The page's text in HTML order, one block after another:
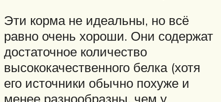
Эти корма не идеальны, но всё
равно очень хороши. Они содержат
достаточное количество
высококачественного белка (хотя
его источники обычно похуже и
менее разнообразны, чем у